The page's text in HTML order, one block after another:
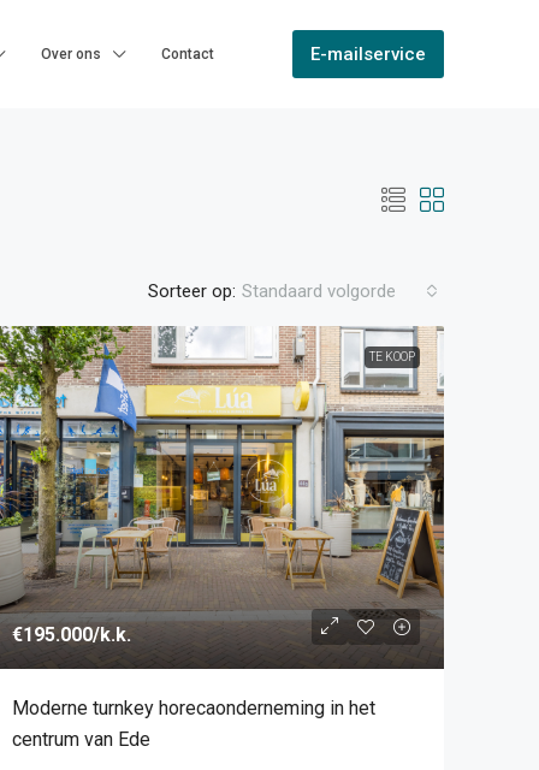
Over ons Contact E-mailservice
Sorteer op: Standaard volgorde
TE KOOP
€195.000/k.k.
Moderne turnkey horecaonderneming in het
centrum van Ede